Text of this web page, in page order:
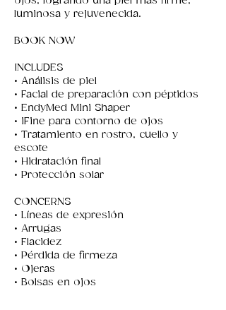
luminosa y rejuvenecida.
BOOK NOW
INCLUDES
• Análisis de piel
• Facial de preparación con péptidos
• EndyMed Mini Shaper
• iFine para contorno de ojos
• Tratamiento en rostro, cuello y
escote
• Hidratación final
• Protección solar
CONCERNS
• Líneas de expresión
• Arrugas
• Flacidez
• Pérdida de firmeza
• Ojeras
• Bolsas en ojos